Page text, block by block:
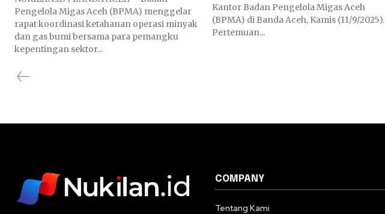
Pengelola Migas Aceh (BPMA) menggelar
rapat koordinasi ketahanan operasi minyak
dan gas bumi bersama para pemangku
kepentingan sektor...
Kantor Badan Pengelola Migas Aceh
(BPMA) di Banda Aceh, Kamis (11/9/2025).
Pertemuan...
COMPANY
Tentang Kami